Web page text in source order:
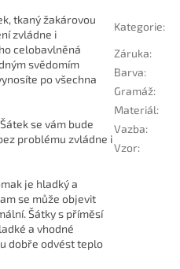
tkaný žakárovou
zvládne i
celobavlněná
svědomím
po všechna
se vám bude
problému zvládne i
je hladký a
se může objevit
Šátky s příměsí
a vhodné
dobře odvést teplo
Kategorie:
Záruka:
Barva:
Gramáž:
Materiál:
Vazba:
Vzor: